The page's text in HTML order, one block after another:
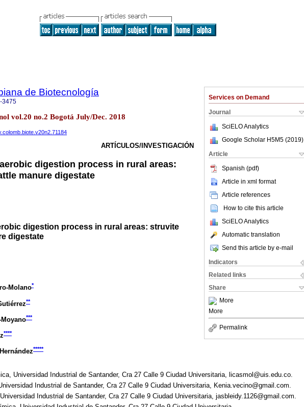
Services on Demand
Journal
SciELO Analytics
Google Scholar H5M5 (2019)
Article
Spanish (pdf)
Article in xml format
Article references
How to cite this article
SciELO Analytics
Automatic translation
Send this article by e-mail
Indicators
Related links
Share
More
More
Permalink
de Biotecnología
3475
vol.20 no.2 Bogotá July/Dec. 2018
ARTÍCULOS/INVESTIGACIÓN
digestion process in rural areas:
manure digestate
digestion process in rural areas: struvite
digestate
Molano*
**
***
****
*****
Universidad Industrial de Santander, Cra 27 Calle 9 Ciudad Universitaria, licasmol@uis.edu.co.
Industrial de Santander, Cra 27 Calle 9 Ciudad Universitaria, Kenia.vecino@gmail.com.
Industrial de Santander, Cra 27 Calle 9 Ciudad Universitaria, jasbleidy.1126@gmail.com.